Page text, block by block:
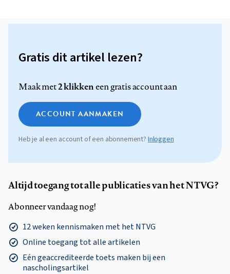
Gratis dit artikel lezen?
Maak met2 klikkeneen gratis account aan
ACCOUNT AANMAKEN
Heb je al een account of een abonnement? Inloggen
Altijd toegang tot alle publicaties van het NTVG?
Abonneer vandaag nog!
12 weken kennismaken met het NTVG
Online toegang tot alle artikelen
Eén geaccrediteerde toets maken bij een
nascholingsartikel